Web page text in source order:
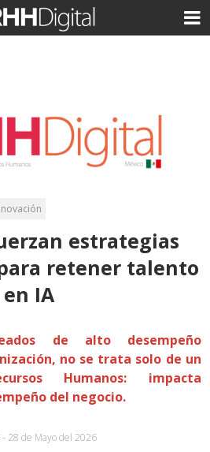
estrategias
retener talento
IA
de alto desempeño
no se trata solo de un
Humanos: impacta
del negocio.
- 28 de Mayo del 2026